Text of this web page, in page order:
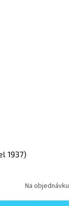
1937)
Na objednávku